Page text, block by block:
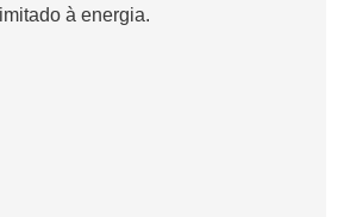
à energia.